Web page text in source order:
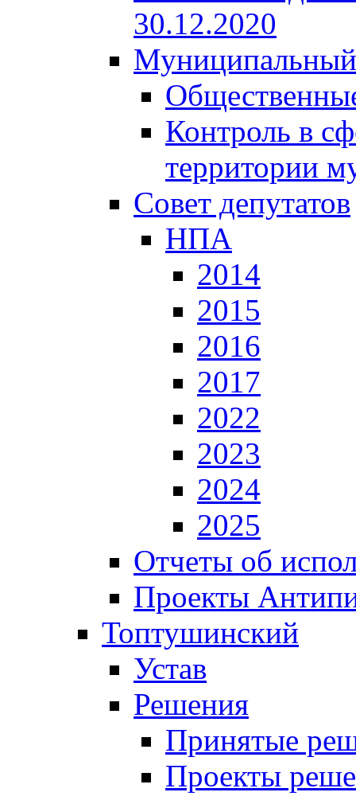
30.12.2020
Муниципальный
Контроль в
территории
Совет депутатов
НПА
2014
2015
2016
2017
2022
2023
2024
2025
Отчеты об
Проекты
Топтушинский
Устав
Решения
Принятые
Проекты